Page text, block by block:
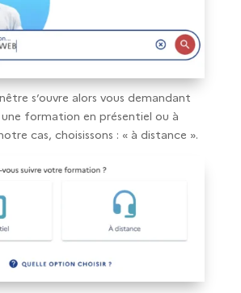
s’ouvre alors vous demandant
formation en présentiel ou à
cas, choisissons : « à distance ».